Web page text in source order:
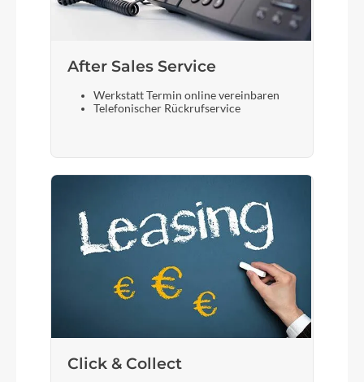
After Sales Service
Werkstatt Termin online vereinbaren
Telefonischer Rückrufservice
Click & Collect